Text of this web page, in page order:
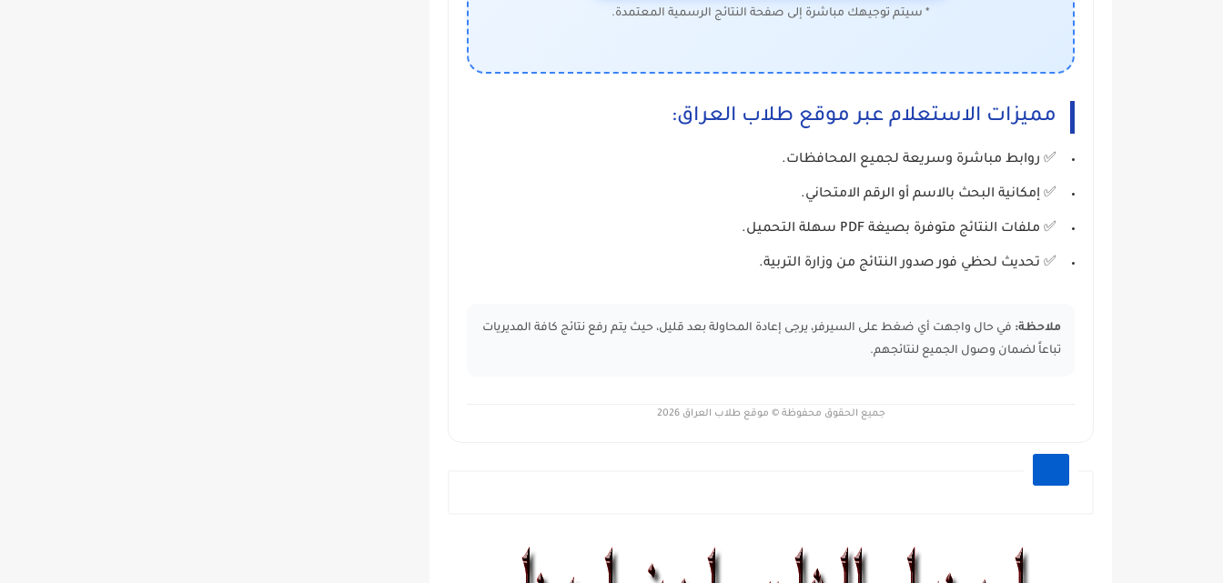
* سيتم توجيهك مباشرة إلى صفحة النتائج الرسمية المعتمدة.
مميزات الاستعلام عبر موقع طلاب العراق:
✅ روابط مباشرة وسريعة لجميع المحافظات.
✅ إمكانية البحث بالاسم أو الرقم الامتحاني.
✅ ملفات النتائج متوفرة بصيغة PDF سهلة التحميل.
✅ تحديث لحظي فور صدور النتائج من وزارة التربية.
ملاحظة: في حال واجهت أي ضغط على السيرفر، يرجى إعادة المحاولة بعد قليل، حيث يتم رفع نتائج كافة المديريات
تباعاً لضمان وصول الجميع لنتائجهم.
جميع الحقوق محفوظة © موقع طلاب العراق 2026